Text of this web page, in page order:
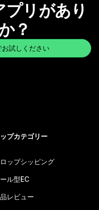
リがあり
？
試しください
ップカテゴリー
ロップシッピング
ル型EC
レビュー